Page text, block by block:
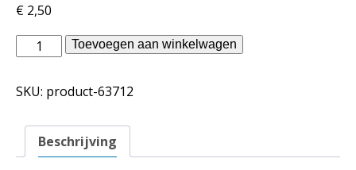
€ 2,50
vtwonen
binnentegels
Woodcirkle
10x120
aantal
Toevoegen aan winkelwagen
SKU: product-63712
Beschrijving